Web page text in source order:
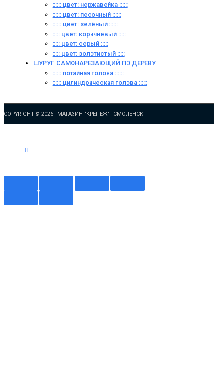
:::::: цвет: нержавейка ::::::
:::::: цвет: песочный ::::::
:::::: цвет: зелёный ::::::
::::: цвет: коричневый :::::
::::: цвет: серый :::::
::::: цвет: золотистый :::::
ШУРУП САМОНАРЕЗАЮЩИЙ ПО ДЕРЕВУ
:::::: потайная голова ::::::
:::::: цилиндрическая голова ::::::
COPYRIGHT © 2026 | МАГАЗИН "КРЕПЕЖ" | СМОЛЕНСК